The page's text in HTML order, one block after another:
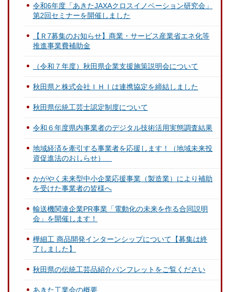
令和6年度「あきたJAXAクロスイノベーション研究会」
第2回セミナーを開催しました
【Ｒ7募集のお知らせ】商業・サービス産業省エネ化等
推進事業費補助金
（令和７年度）秋田県企業支援施策説明会について
秋田県と株式会社ＩＨＩは連携協定を締結しました
秋田県伝統工芸士認定制度について
令和６年度県内事業者のデジタル技術活用実態調査結果
地域経済を牽引する事業者を応援します！（地域未来投
資促進法のおしらせ）
かがやく未来型中小企業応援事業（製造業）により補助
を受けた事業者の皆様へ
輸送機関連企業PR事業「電動化の未来を作る合同説明
会」を開催します！
樺細工 商品開発インターンシップについて【募集は終
了しました】
秋田県の伝統工芸品紹介パンフレットをご覧ください
あきた工業会の概要